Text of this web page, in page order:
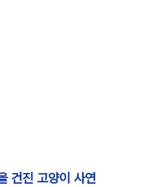
건진 고양이 사연